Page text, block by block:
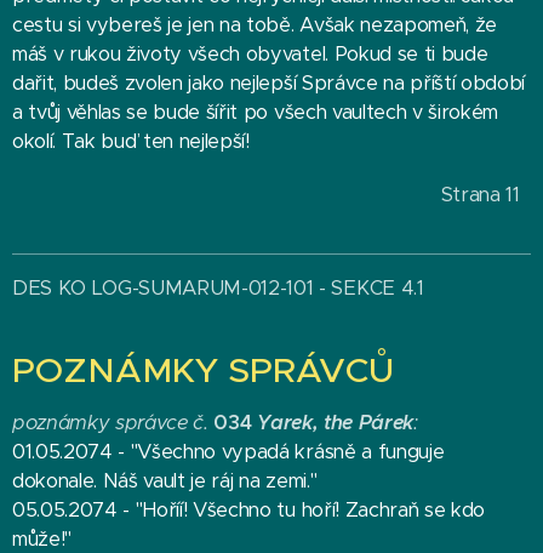
cestu si vybereš je jen na tobě. Avšak nezapomeň, že
máš v rukou životy všech obyvatel. Pokud se ti bude
dařit, budeš zvolen jako nejlepší Správce na příští období
a tvůj věhlas se bude šířit po všech vaultech v širokém
okolí. Tak buď ten nejlepší!
Strana 11
DES KO LOG-SUMARUM-012-101 - SEKCE 4.1
POZNÁMKY SPRÁVCŮ
poznámky správceč. 034Yarek, the Párek:
01.05.2074 - "Všechno vypadá krásně a funguje
dokonale. Náš vault je ráj na zemi."
05.05.2074 - "Hoříí! Všechno tu hoří! Zachraň se kdo
může!"